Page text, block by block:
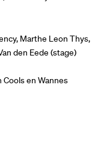
Marthe Leon Thys,
den Eede (stage)
Cools en Wannes